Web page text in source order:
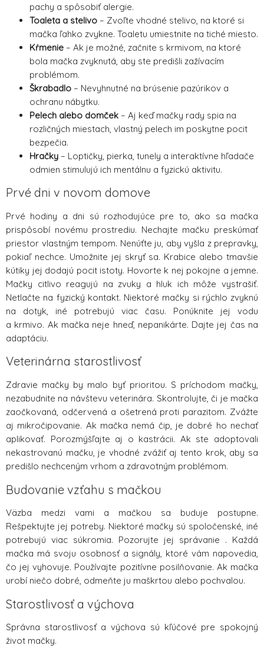
pachy a spôsobiť alergie.
Toaleta a stelivo – Zvoľte vhodné stelivo, na ktoré si
mačka ľahko zvykne. Toaletu umiestnite na tiché miesto.
Kŕmenie – Ak je možné, začnite s krmivom, na ktoré
bola mačka zvyknutá, aby ste predišli zažívacím
problémom.
Škrabadlo – Nevyhnutné na brúsenie pazúrikov a
ochranu nábytku.
Pelech alebo domček – Aj keď mačky rady spia na
rozličných miestach, vlastný pelech im poskytne pocit
bezpečia.
Hračky – Loptičky, pierka, tunely a interaktívne hľadače
odmien stimulujú ich mentálnu a fyzickú aktivitu.
Prvé dni v novom domove
Prvé hodiny a dni sú rozhodujúce pre to, ako sa mačka
prispôsobí novému prostrediu. Nechajte mačku preskúmať
priestor vlastným tempom. Nenúťte ju, aby vyšla z prepravky,
pokiaľ nechce. Umožnite jej skryť sa. Krabice alebo tmavšie
kútiky jej dodajú pocit istoty. Hovorte k nej pokojne a jemne.
Mačky citlivo reagujú na zvuky a hluk ich môže vystrašiť.
Netlačte na fyzický kontakt. Niektoré mačky si rýchlo zvyknú
na dotyk, iné potrebujú viac času. Ponúknite jej vodu
a krmivo. Ak mačka neje hneď, nepanikárte. Dajte jej čas na
adaptáciu.
Veterinárna starostlivosť
Zdravie mačky by malo byť prioritou. S príchodom mačky,
nezabudnite na návštevu veterinára. Skontrolujte, či je mačka
zaočkovaná, odčervená a ošetrená proti parazitom. Zvážte
aj mikročipovanie. Ak mačka nemá čip, je dobré ho nechať
aplikovať. Porozmýšľajte aj o kastrácii. Ak ste adoptovali
nekastrovanú mačku, je vhodné zvážiť aj tento krok, aby sa
predišlo nechceným vrhom a zdravotným problémom.
Budovanie vzťahu s mačkou
Väzba medzi vami a mačkou sa buduje postupne.
Rešpektujte jej potreby. Niektoré mačky sú spoločenské, iné
potrebujú viac súkromia. Pozorujte jej správanie . Každá
mačka má svoju osobnosť a signály, ktoré vám napovedia,
čo jej vyhovuje. Používajte pozitívne posilňovanie. Ak mačka
urobí niečo dobré, odmeňte ju maškrtou alebo pochvalou.
Starostlivosť a výchova
Správna starostlivosť a výchova sú kľúčové pre spokojný
život mačky.